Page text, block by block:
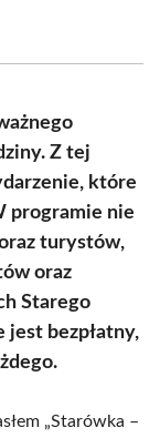
Z tej
które
programie nie
turystów,
oraz
Starego
jest bezpłatny,
„Starówka –